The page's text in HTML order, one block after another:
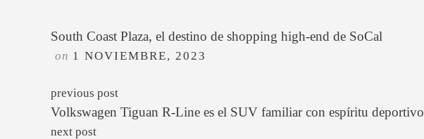
South Coast Plaza, el destino de shopping high-end de SoCal
on 1 NOVIEMBRE, 2023
previous post
Volkswagen Tiguan R-Line es el SUV familiar con espíritu deportivo
next post